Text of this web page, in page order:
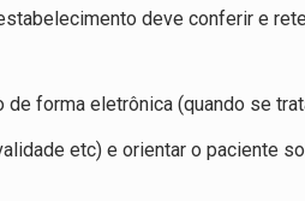
deve conferir e
forma eletrônica (quando se
etc) e orientar o paciente